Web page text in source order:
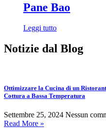
Pane Bao
Leggi tutto
Notizie dal Blog
Ottimizzare la Cucina di un
Cottura a Bassa Temperatura
Settembre 25, 2024 Nessun
Read More »